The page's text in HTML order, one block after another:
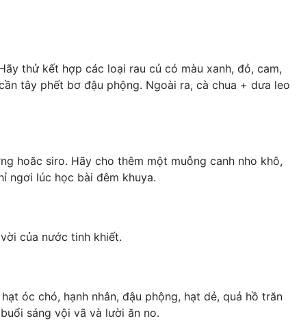
thử kết hợp các loại rau củ có màu xanh, đỏ, cam,
tây phết bơ đậu phộng. Ngoài ra, cà chua + dưa leo
hoăc siro. Hãy cho thêm một muỗng canh nho khô,
ngơi lúc học bài đêm khuya.
của nước tinh khiết.
óc chó, hạnh nhân, đậu phộng, hạt dẻ, quả hồ trăn
sáng vội vã và lười ăn no.